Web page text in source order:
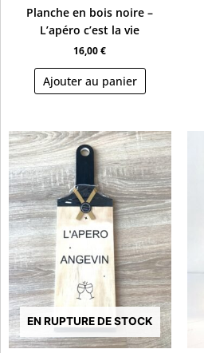
Planche en bois noire –
L’apéro c’est la vie
16,00€
Ajouter au panier
EN RUPTURE DE STOCK